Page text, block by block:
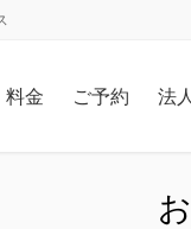
料金 ご予約 法